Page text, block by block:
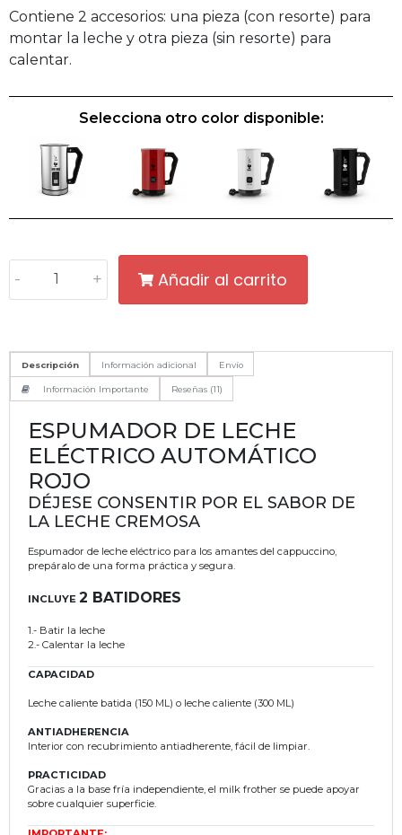
Contiene 2 accesorios: una pieza (con resorte) para
montar la leche y otra pieza (sin resorte) para
calentar.
Selecciona otro color disponible:
- + Añadir al carrito
Descripción Información adicional Envío
Información Importante Reseñas (11)
ESPUMADOR DE LECHE
ELÉCTRICO AUTOMÁTICO
ROJO
DÉJESE CONSENTIR POR EL SABOR DE
LA LECHE CREMOSA
Espumador de leche eléctrico para los amantes del cappuccino,
prepáralo de una forma práctica y segura.
INCLUYE 2 BATIDORES
1.- Batir la leche
2.- Calentar la leche
CAPACIDAD
Leche caliente batida (150 ML) o leche caliente (300 ML)
ANTIADHERENCIA
Interior con recubrimiento antiadherente, fácil de limpiar.
PRACTICIDAD
Gracias a la base fría independiente, el milk frother se puede apoyar
sobre cualquier superficie.